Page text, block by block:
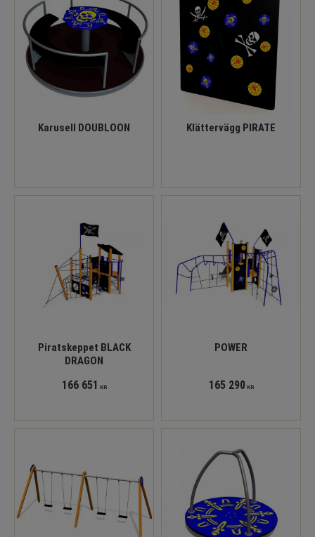
Karusell DOUBLOON Klättervägg PIRATE
Piratskeppet BLACK
DRAGON
166 651 KR
POWER
165 290KR